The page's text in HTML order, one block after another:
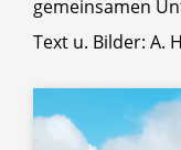
gemeinsamen
Text u. Bilder: A.